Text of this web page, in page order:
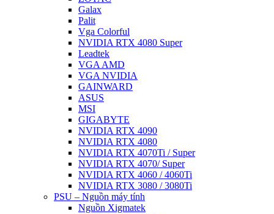
Galax
Palit
Vga Colorful
NVIDIA RTX 4080 Super
Leadtek
VGA AMD
VGA NVIDIA
GAINWARD
ASUS
MSI
GIGABYTE
NVIDIA RTX 4090
NVIDIA RTX 4080
NVIDIA RTX 4070Ti / Super
NVIDIA RTX 4070/ Super
NVIDIA RTX 4060 / 4060Ti
NVIDIA RTX 3080 / 3080Ti
PSU – Nguồn máy tính
Nguồn Xigmatek